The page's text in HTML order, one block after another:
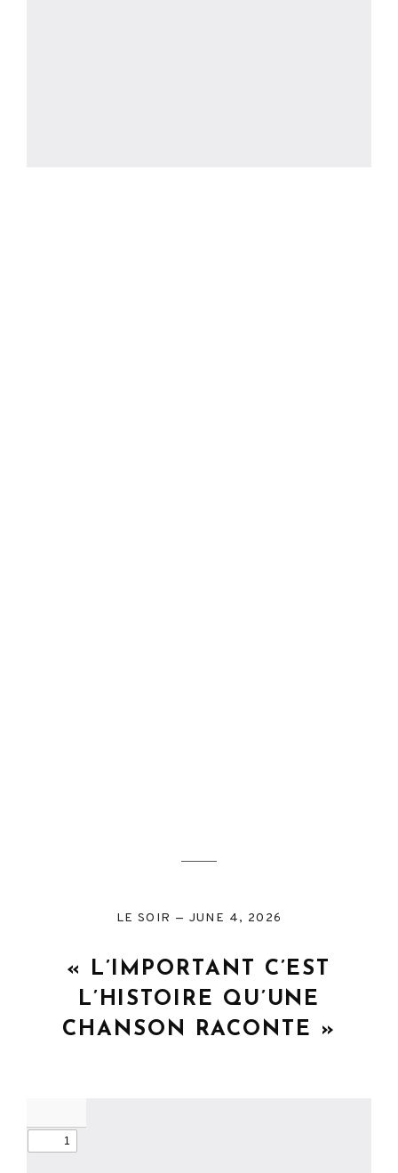
LE SOIR JUNE 4, 2026
« L’IMPORTANT C’EST
L’HISTOIRE QU’UNE
CHANSON RACONTE »